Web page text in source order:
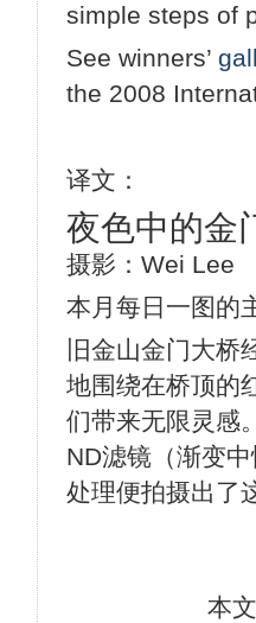
simple steps of
See winners’
the 2008
译文：
夜色中的金
摄影：Wei Lee
本月每日一图的
旧金山金门大
地围绕在桥顶的
们带来无限灵感
ND滤镜（渐变
处理便拍摄出了
本